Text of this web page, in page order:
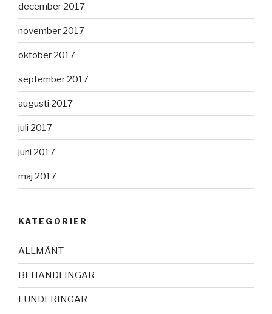
december 2017
november 2017
oktober 2017
september 2017
augusti 2017
juli 2017
juni 2017
maj 2017
KATEGORIER
ALLMÄNT
BEHANDLINGAR
FUNDERINGAR